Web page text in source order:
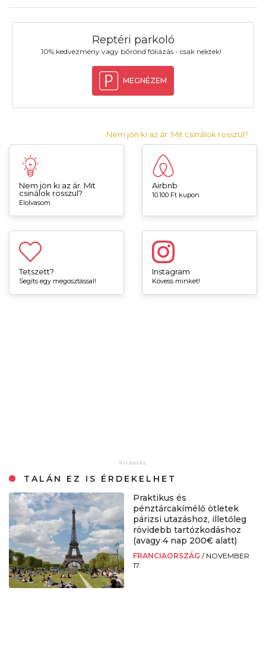
Reptéri parkoló
10% kedvezmény vagy bőrönd fóliázás - csak nektek!
MEGNÉZEM
Nem jön ki az ár. Mit csinálok rosszul?
Nem jön ki az ár. Mit
csinálok rosszul?
Elolvasom
Airbnb
10.100 Ft kupon
Tetszett?
Segíts egy megosztással!
Instagram
Kövess minket!
TALÁN EZ IS ÉRDEKELHET
Praktikus és
pénztárcakímélő ötletek
párizsi utazáshoz, illetőleg
rövidebb tartózkodáshoz
(avagy 4 nap 200€ alatt)
FRANCIAORSZÁG / NOVEMBER
17.